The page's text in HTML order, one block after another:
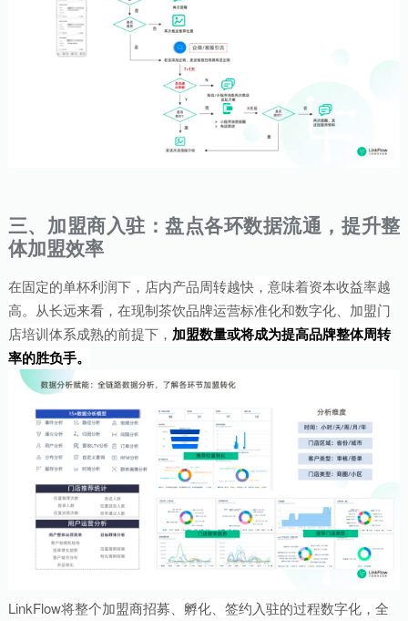
三、加盟商入驻：盘点各环数据流通，提升整
体加盟效率
在固定的单杯利润下，店内产品周转越快，意味着资本收益率越
高。从长远来看，在现制茶饮品牌运营标准化和数字化、加盟门
店培训体系成熟的前提下， 加盟数量或将成为提高品牌整体周转
率的胜负手。
LinkFlow将整个加盟商招募、孵化、签约入驻的过程数字化，全